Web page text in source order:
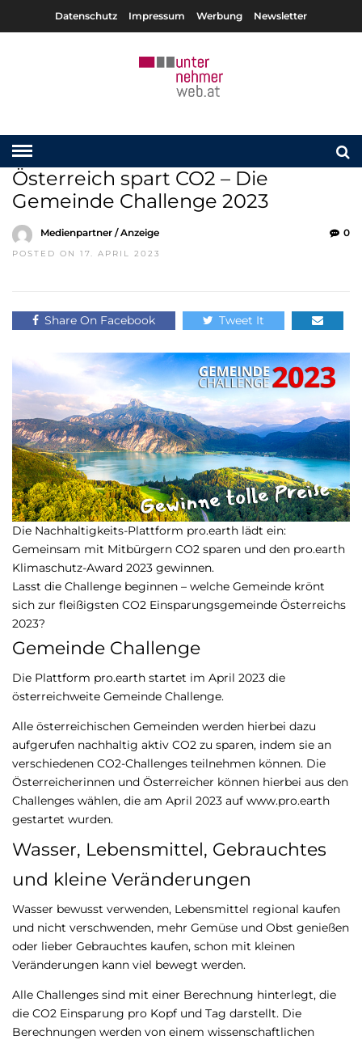
Datenschutz Impressum Werbung Newsletter
Österreich spart CO2 – Die
Gemeinde Challenge 2023
Medienpartner / Anzeige
POSTED ON 17. APRIL 2023
0
Share On Facebook Tweet It
Die Nachhaltigkeits-Plattform pro.earth lädt ein:
Gemeinsam mit Mitbürgern CO2 sparen und den pro.earth
Klimaschutz-Award 2023 gewinnen.
Lasst die Challenge beginnen – welche Gemeinde krönt
sich zur fleißigsten CO2 Einsparungsgemeinde Österreichs
2023?
Gemeinde Challenge
Die Plattform pro.earth startet im April 2023 die
österreichweite Gemeinde Challenge.
Alle österreichischen Gemeinden werden hierbei dazu
aufgerufen nachhaltig aktiv CO2 zu sparen, indem sie an
verschiedenen CO2-Challenges teilnehmen können. Die
Österreicherinnen und Österreicher können hierbei aus den
Challenges wählen, die am April 2023 auf www.pro.earth
gestartet wurden.
Wasser, Lebensmittel, Gebrauchtes
und kleine Veränderungen
Wasser bewusst verwenden, Lebensmittel regional kaufen
und nicht verschwenden, mehr Gemüse und Obst genießen
oder lieber Gebrauchtes kaufen, schon mit kleinen
Veränderungen kann viel bewegt werden.
Alle Challenges sind mit einer Berechnung hinterlegt, die
die CO2 Einsparung pro Kopf und Tag darstellt. Die
Berechnungen werden von einem wissenschaftlichen